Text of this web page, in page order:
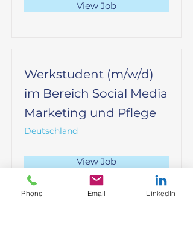
View Job
Werkstudent (m/w/d)
im Bereich Social Media
Marketing und Pflege
Deutschland
View Job
Phone Email LinkedIn